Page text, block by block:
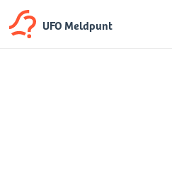
UFO Meldpunt